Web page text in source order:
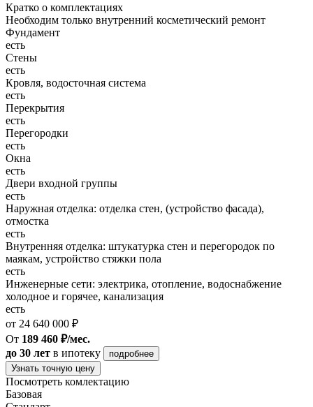
Кратко о комплектациях
Необходим только внутренний косметический ремонт
Фундамент
есть
Стены
есть
Кровля, водосточная система
есть
Перекрытия
есть
Перегородки
есть
Окна
есть
Двери входной группы
есть
Наружная отделка: отделка стен, (устройство фасада),
отмостка
есть
Внутренняя отделка: штукатурка стен и перегородок по
маякам, устройство стяжки пола
есть
Инженерные сети: электрика, отопление, водоснабжение
холодное и горячее, канализация
есть
от 24 640 000 ₽
От 189 460 ₽/мес.
до 30 лет в ипотеку
подробнее
Узнать точную цену
Посмотреть комлектацию
Базовая